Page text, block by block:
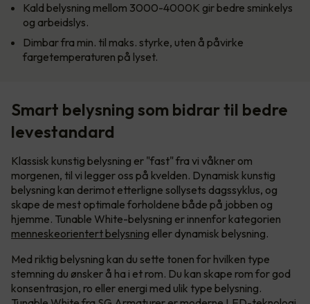
Kald belysning mellom 3000-4000K gir bedre sminkelys
og arbeidslys.
Dimbar fra min. til maks. styrke, uten å påvirke
fargetemperaturen på lyset.
Smart belysning som bidrar til bedre
levestandard
Klassisk kunstig belysning er "fast" fra vi våkner om
morgenen, til vi legger oss på kvelden. Dynamisk kunstig
belysning kan derimot etterligne sollysets dagssyklus, og
skape de mest optimale forholdene både på jobben og
hjemme. Tunable White-belysning er innenfor kategorien
menneskeorientert belysning eller dynamisk belysning.
Med riktig belysning kan du sette tonen for hvilken type
stemning du ønsker å ha i et rom. Du kan skape rom for god
konsentrasjon, ro eller energi med ulik type belysning.